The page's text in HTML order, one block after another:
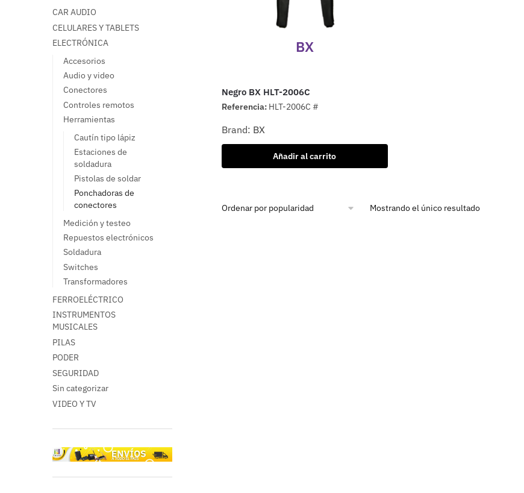
BX
Negro BX HLT-2006C
Referencia: HLT-2006C #
Brand: BX
Añadir al carrito
Mostrando el único resultado
CAR AUDIO
CELULARES Y TABLETS
ELECTRÓNICA
Accesorios
Audio y video
Conectores
Controles remotos
Herramientas
Cautín tipo lápiz
Estaciones de
soldadura
Pistolas de soldar
Ponchadoras de
conectores
Medición y testeo
Repuestos electrónicos
Soldadura
Switches
Transformadores
FERROELÉCTRICO
INSTRUMENTOS
MUSICALES
PILAS
PODER
SEGURIDAD
Sin categorizar
VIDEO Y TV